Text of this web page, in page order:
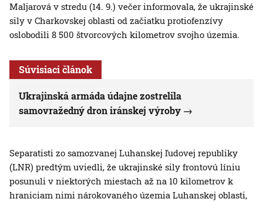
Maljarová v stredu (14. 9.) večer informovala, že ukrajinské
sily v Charkovskej oblasti od začiatku protiofenzívy
oslobodili 8 500 štvorcových kilometrov svojho územia.
Súvisiaci článok
Ukrajinská armáda údajne zostrelila
samovražedný dron iránskej výroby
Separatisti zo samozvanej Luhanskej ľudovej republiky
(LNR) predtým uviedli, že ukrajinské sily frontovú líniu
posunuli v niektorých miestach až na 10 kilometrov k
hraniciam nimi nárokovaného územia Luhanskej oblasti,